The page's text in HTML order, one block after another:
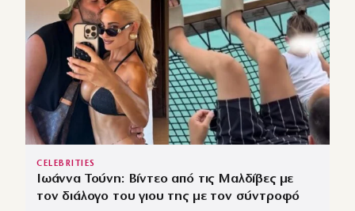
CELEBRITIES
Ιωάννα Τούνη: Βίντεο από τις Μαλδίβες με
τον διάλογο του γιου της με τον σύντροφό